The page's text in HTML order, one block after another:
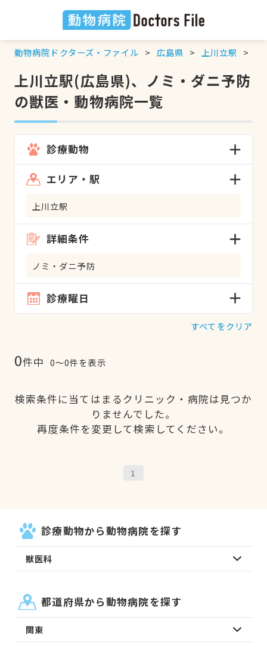
動物病院ドクターズ・ファイル 広島県 上川立駅
上川立駅(広島県)、ノミ・ダニ予防
の獣医・動物病院一覧
診療動物
エリア・駅
上川立駅
詳細条件
ノミ・ダニ予防
診療曜日
すべてをクリア
0件中 0〜0件を表示
検索条件に当てはまるクリニック・病院は見つか
りませんでした。
再度条件を変更して検索してください。
1
診療動物から動物病院を探す
獣医科
都道府県から動物病院を探す
関東